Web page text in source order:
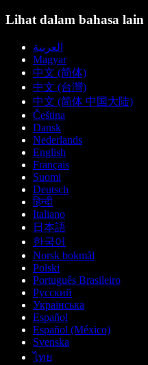
Lihat dalam bahasa lain
العربية
Magyar
中文 (简体)
中文 (台灣)
中文 (简体 中国大陆)
Čeština
Dansk
Nederlands
English
Français
Suomi
Deutsch
हिन्दी
Italiano
日本語
한국어
Norsk bokmål
Polski
Português Brasileiro
Русский
Українська
Español
Español (México)
Svenska
ไทย